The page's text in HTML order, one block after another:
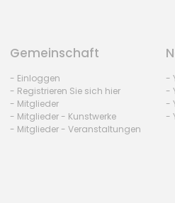
Gemeinschaft
- Einloggen
- Registrieren Sie sich hier
- Mitglieder
- Mitglieder - Kunstwerke
- Mitglieder - Veranstaltungen
-
-
-
-